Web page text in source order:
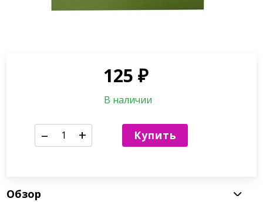
125 ₽
В наличии
– + Купить
Обзор